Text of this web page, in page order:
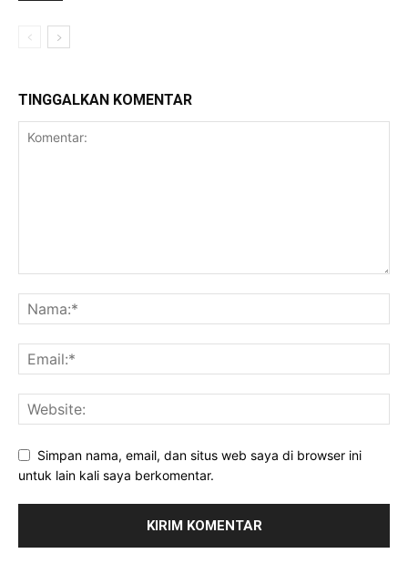
TINGGALKAN KOMENTAR
Simpan nama, email, dan situs web saya di browser ini
untuk lain kali saya berkomentar.